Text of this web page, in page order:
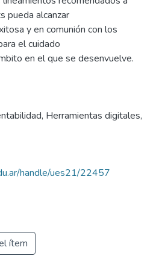
pueda alcanzar
y en comunión con los
el cuidado
en el que se desenvuelve.
, Herramientas digitales,
handle/ues21/22457
ítem